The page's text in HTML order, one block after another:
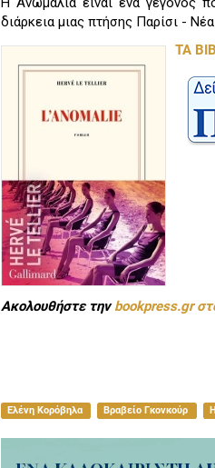
διάρκεια μιας πτήσης Παρίσι -
ΤΑ
Ακολουθήστε τηνbookpress.gr
Ελένη Κορόβηλα Βραβείο Γκονκούρ